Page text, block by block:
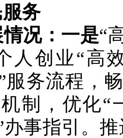
务
况：一是“
人创业“高
服务流程，
制，优化“
办事指引。